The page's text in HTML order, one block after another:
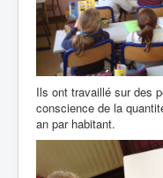
Ils ont travaillé sur des
conscience de la
an par habitant.